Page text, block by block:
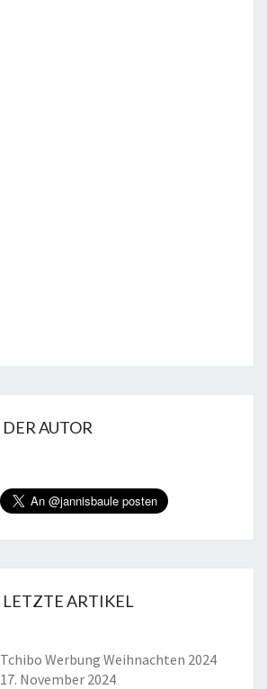
DER AUTOR
LETZTE ARTIKEL
Tchibo Werbung Weihnachten 2024
17. November 2024